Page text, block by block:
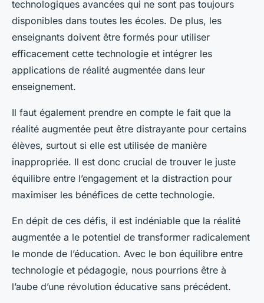
technologiques avancées qui ne sont pas toujours
disponibles dans toutes les écoles. De plus, les
enseignants doivent être formés pour utiliser
efficacement cette technologie et intégrer les
applications de réalité augmentée dans leur
enseignement.
Il faut également prendre en compte le fait que la
réalité augmentée peut être distrayante pour certains
élèves, surtout si elle est utilisée de manière
inappropriée. Il est donc crucial de trouver le juste
équilibre entre l’engagement et la distraction pour
maximiser les bénéfices de cette technologie.
En dépit de ces défis, il est indéniable que la réalité
augmentée a le potentiel de transformer radicalement
le monde de l’éducation. Avec le bon équilibre entre
technologie et pédagogie, nous pourrions être à
l’aube d’une révolution éducative sans précédent.